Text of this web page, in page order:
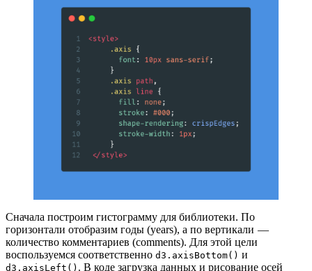
Сначала построим гистограмму для библиотеки. По
горизонтали отобразим годы (years), а по вертикали —
количество комментариев (comments). Для этой цели
воспользуемся соответственно d3.axisBottom() и
d3.axisLeft() . В коде загрузка данных и рисование осей